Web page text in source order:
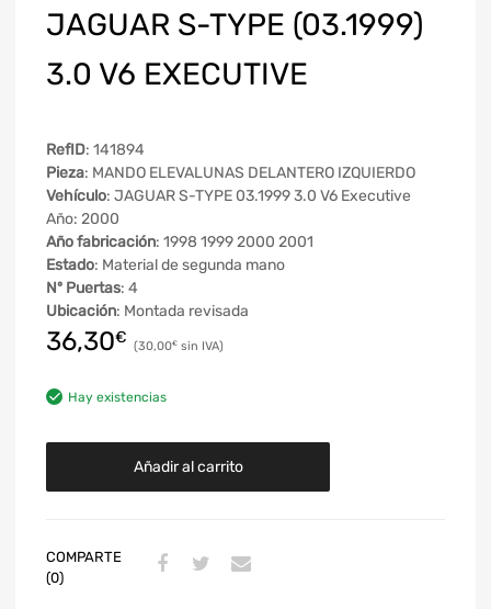
JAGUAR S-TYPE (03.1999)
3.0 V6 EXECUTIVE
RefID: 141894
Pieza: MANDO ELEVALUNAS DELANTERO IZQUIERDO
Vehículo: JAGUAR S-TYPE 03.1999 3.0 V6 Executive
Año: 2000
Año fabricación: 1998 1999 2000 2001
Estado: Material de segunda mano
Nº Puertas: 4
Ubicación: Montada revisada
36,30€ 30,00€
Hay existencias
Añadir al carrito
COMPARTE
(0)